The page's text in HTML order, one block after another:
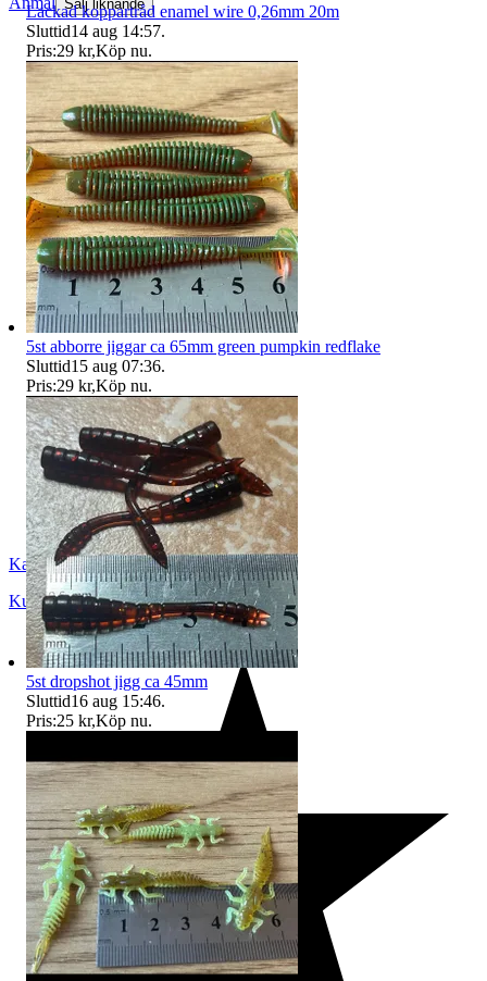
Sälj liknande
Kamel
Kumla,Sverige
Lackad koppartråd enamel wire 0,26mm 20m
Sluttid14 aug 14:57.
Pris:29 kr,Köp nu.
5st abborre jiggar ca 65mm green pumpkin redflake
Sluttid15 aug 07:36.
Pris:29 kr,Köp nu.
5st dropshot jigg ca 45mm
Sluttid16 aug 15:46.
Pris:25 kr,Köp nu.